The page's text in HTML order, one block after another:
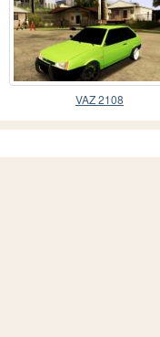
VAZ 2108